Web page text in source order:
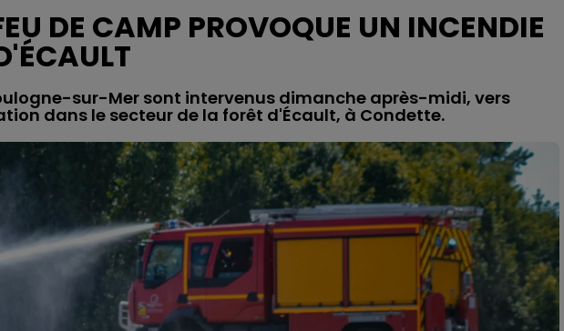
DE CAMP PROVOQUE UN INCENDIE
sur-Mer sont intervenus dimanche après-midi, vers
dans le secteur de la forêt d'Écault, à Condette.